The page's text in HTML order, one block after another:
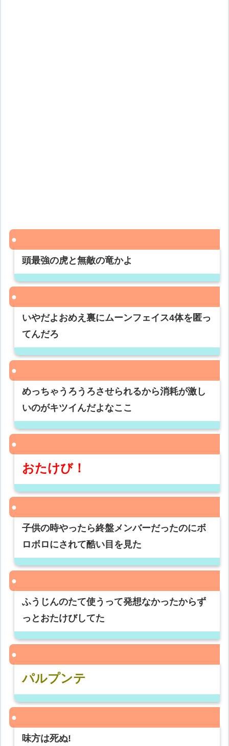
頭最強の虎と無敵の竜かよ
いやだよおめえ裏にムーンフェイス4体を匿っ
てんだろ
めっちゃうろうろさせられるから消耗が激し
いのがキツイんだよなここ
おたけび！
子供の時やったら終盤メンバーだったのにボ
ロボロにされて酷い目を見た
ふうじんのたて使うって発想なかったからず
っとおたけびしてた
パルプンテ
味方は死ぬ!